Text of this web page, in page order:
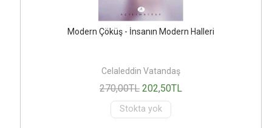
Modern Çöküş - İnsanın Modern Halleri
Celaleddin Vatandaş
270,00TL 202,50TL
Stokta yok